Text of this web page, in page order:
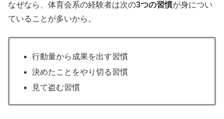
なぜなら、体育会系の経験者は次の3つの習慣が身につい
ていることが多いから。
行動量から成果を出す習慣
決めたことをやり切る習慣
見て盗む習慣